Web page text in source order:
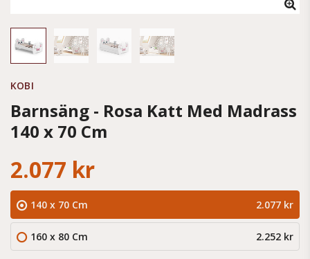
KOBI
Barnsäng - Rosa Katt Med Madrass
140 x 70 Cm
2.077 kr
140 x 70 Cm 2.077 kr
160 x 80 Cm 2.252 kr